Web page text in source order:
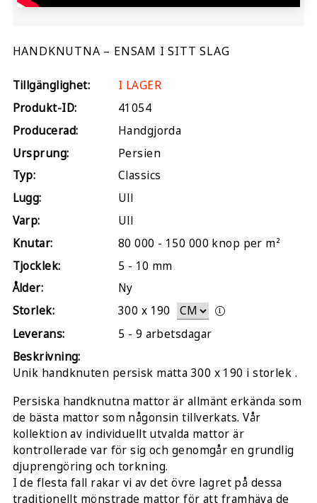
HANDKNUTNA – ENSAM I SITT SLAG
Tillgänglighet:
I LAGER
Produkt-ID:
41054
Producerad:
Handgjorda
Ursprung:
Persien
Typ:
Classics
Lugg:
Ull
Varp:
Ull
Knutar:
80 000 - 150 000 knop per m²
Tjocklek:
5 - 10 mm
Ålder:
Ny
Storlek:
300 x 190
Leverans:
5 - 9 arbetsdagar
Beskrivning:
Unik handknuten persisk matta 300 x 190 i storlek .
Persiska handknutna mattor är allmänt erkända som
de bästa mattor som någonsin tillverkats. Vår
kollektion av individuellt utvalda mattor är
kontrollerade var för sig och genomgår en grundlig
djuprengöring och torkning.
I de flesta fall rakar vi av det övre lagret på dessa
traditionellt mönstrade mattor för att framhäva de